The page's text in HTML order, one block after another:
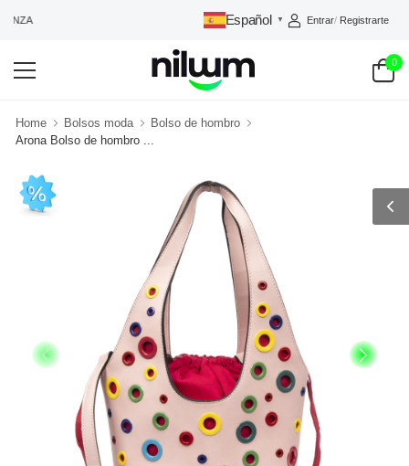
Español ▼ Entrar/ Registrarte
0
Home Bolsos moda
Bolso de hombro
Arona Bolso de hombro ...